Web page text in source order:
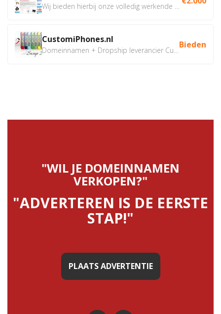
CustomiPhones.nl Bieden
"WIL JE DOMEINNAMEN
VERKOPEN?"
"ADVERTEREN IS DE EERSTE
STAP!"
PLAATS ADVERTENTIE